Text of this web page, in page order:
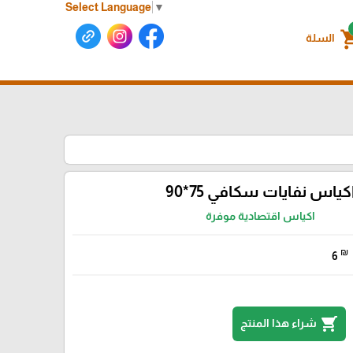
Select Language ▼
السلة
نفايات سكافي 75*90
اكياس اقتصادية موفرة
6 ₪
shopping_cart شراء هذا المنتج